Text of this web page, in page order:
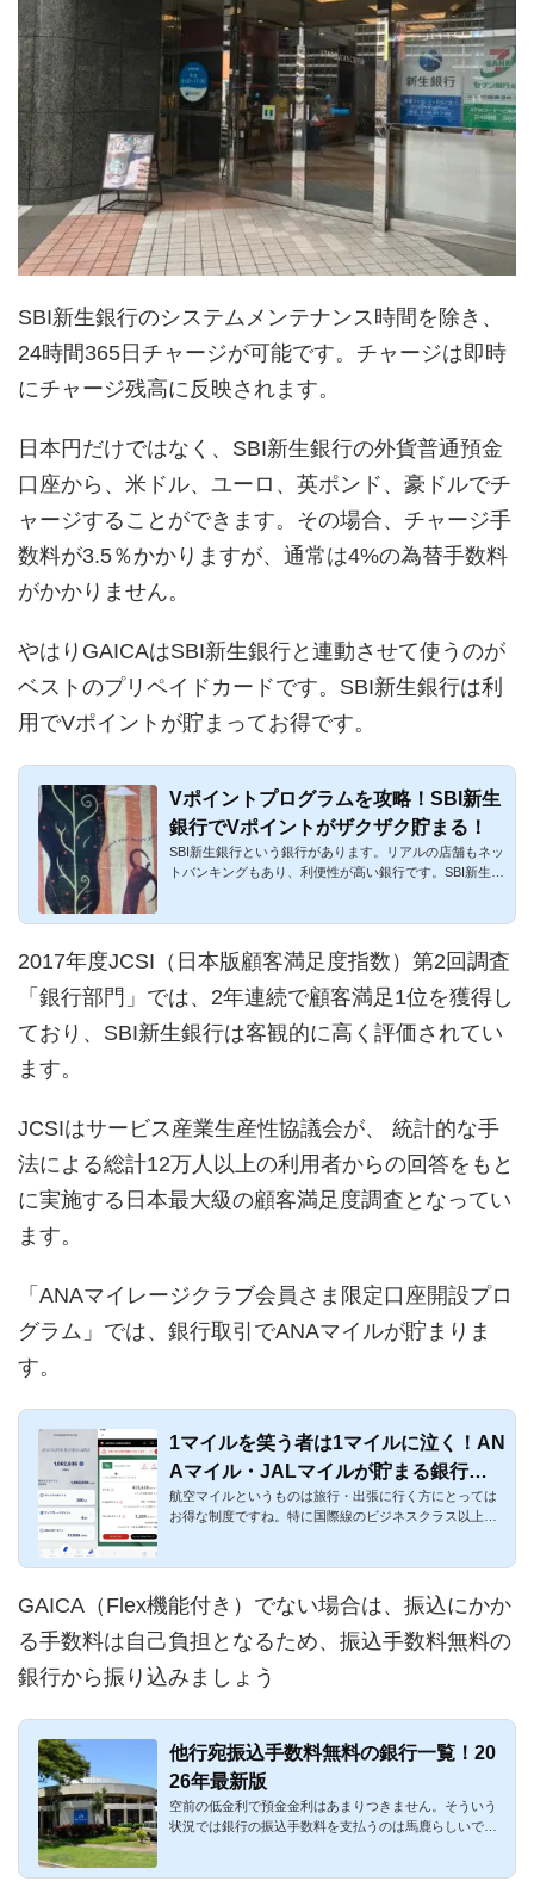
SBI新生銀行のシステムメンテナンス時間を除き、
24時間365日チャージが可能です。チャージは即時
にチャージ残高に反映されます。
日本円だけではなく、SBI新生銀行の外貨普通預金
口座から、米ドル、ユーロ、英ポンド、豪ドルでチ
ャージすることができます。その場合、チャージ手
数料が3.5％かかりますが、通常は4%の為替手数料
がかかりません。
やはりGAICAはSBI新生銀行と連動させて使うのが
ベストのプリペイドカードです。SBI新生銀行は利
用でVポイントが貯まってお得です。
Vポイントプログラムを攻略！SBI新生
銀行でVポイントがザクザク貯まる！
SBI新生銀行という銀行があります。リアルの店舗もネッ
トバンキングもあり、利便性が高い銀行です。SBI新生銀
2017年度JCSI（日本版顧客満足度指数）第2回調査
「銀行部門」では、2年連続で顧客満足1位を獲得し
ており、SBI新生銀行は客観的に高く評価されてい
ます。
JCSIはサービス産業生産性協議会が、 統計的な手
法による総計12万人以上の利用者からの回答をもと
に実施する日本最大級の顧客満足度調査となってい
ます。
「ANAマイレージクラブ会員さま限定口座開設プロ
グラム」では、銀行取引でANAマイルが貯まりま
す。
1マイルを笑う者は1マイルに泣く！AN
Aマイル・JALマイルが貯まる銀行ま
とめ！
航空マイルというものは旅行・出張に行く方にとっては
お得な制度ですね。特に国際線のビジネスクラス以上で
GAICA（Flex機能付き）でない場合は、振込にかか
る手数料は自己負担となるため、振込手数料無料の
銀行から振り込みましょう
他行宛振込手数料無料の銀行一覧！20
26年最新版
空前の低金利で預金金利はあまりつきません。そういう
状況では銀行の振込手数料を支払うのは馬鹿らしいです